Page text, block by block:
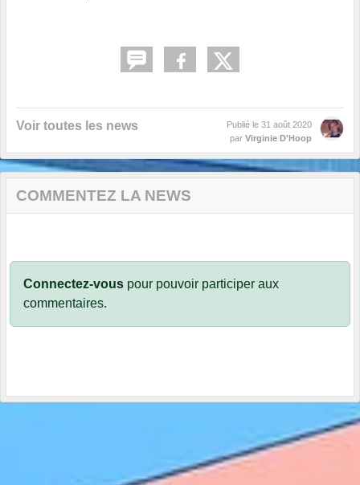
Voir toutes les news Publié le 31 août 2020
par Virginie D'Hoop
COMMENTEZ LA NEWS
Connectez-vous pour pouvoir participer aux
commentaires.